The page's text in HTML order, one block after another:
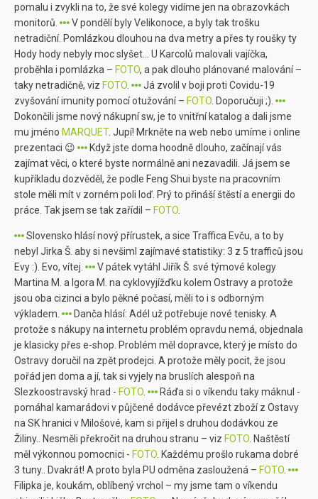
pomalu i zvykli na to, že své kolegy vidíme jen na obrazovkách
monitorů.
V pondělí byly Velikonoce, a byly tak trošku
netradiční. Pomlázkou dlouhou na dva metry a přes ty roušky ty
Hody hody nebyly moc slyšet… U Karcolů malovali vajíčka,
proběhla i pomlázka – FOTO, a pak dlouho plánované malování –
taky netradičně, viz FOTO
Já zvolil v boji proti Covidu-19
zvyšování imunity pomocí otužování – FOTO . Doporučuji ;).
Dokončili jsme nový nákupní sw, je to vnitřní katalog a dali jsme
mu jméno MARQUET. Jupí! Mrkněte na web nebo umíme i online
prezentaci 😉
Když jste doma hoodně dlouho, začínají vás
zajímat věci, o které byste normálně ani nezavadili. Já jsem se
kupříkladu dozvěděl, že podle Feng Shui byste na pracovním
stole měli mít v zorném poli loď. Prý to přináší štěstí a energii do
práce. Tak jsem se tak zařídil – FOTO
Slovensko hlásí nový přírustek, a sice Traffica Evču, a to by
nebyl Jirka Š. aby si nevšiml zajímavé statistiky: 3 z 5 trafficů jsou
Evy :). Evo, vítej.
V pátek vytáhl Jiřík Š. své týmové kolegy
Martina M. a Igora M. na cyklovyjížďku kolem Ostravy a protože
jsou oba cizinci a bylo pěkné počasí, měli to i s odborným
výkladem.
Danča hlásí: Adél už potřebuje nové tenisky. A
protože s nákupy na internetu problém opravdu nemá, objednala
je klasicky přes e-shop. Problém měl dopravce, který je místo do
Ostravy doručil na zpět prodejci. A protože měly pocit, že jsou
pořád jen doma a jí, tak si vyjely na bruslích alespoň na
Slezkoostravský hrad - FOTO
Ráďa si o víkendu taky máknul -
pomáhal kamarádovi v půjčené dodávce převézt zboží z Ostavy
na SK hranici v Milošové, kam si přijel s druhou dodávkou ze
Žiliny.. Nesměli překročit na druhou stranu – viz FOTO . Naštěstí
měl výkonnou pomocnici - FOTO . Každému prošlo rukama dobré
3 tuny.. Dvakrát! A proto byla PU odměna zasloužená – FOTO
Filipka je, koukám, oblíbený vrchol – my jsme tam o víkendu